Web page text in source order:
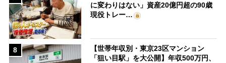
に変わりはない」資産20億円超の90歳
現役トレー…
8
【世帯年収別・東京23区マンション
「狙い目駅」を大公開】年収500万円、